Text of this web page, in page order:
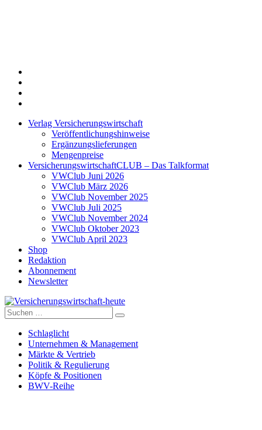
Verlag Versicherungswirtschaft
Veröffentlichungshinweise
Ergänzungslieferungen
Mengenpreise
VersicherungswirtschaftCLUB – Das Talkformat
VWClub Juni 2026
VWClub März 2026
VWClub November 2025
VWClub Juli 2025
VWClub November 2024
VWClub Oktober 2023
VWClub April 2023
Shop
Redaktion
Abonnement
Newsletter
Versicherungswirtschaft-heute
Suche
nach:
Schlaglicht
Unternehmen & Management
Märkte & Vertrieb
Politik & Regulierung
Köpfe & Positionen
BWV-Reihe